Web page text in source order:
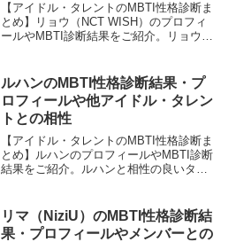
【アイドル・タレントのMBTI性格診断ま
とめ】リョウ（NCT WISH）のプロフィ
ールやMBTI診断結果をご紹介。リョウと
ルハンのMBTI性格診断結果・プ
ロフィールや他アイドル・タレン
トとの相性
【アイドル・タレントのMBTI性格診断ま
とめ】ルハンのプロフィールやMBTI診断
結果をご紹介。ルハンと相性の良いタレ
リマ（NiziU）のMBTI性格診断結
果・プロフィールやメンバーとの